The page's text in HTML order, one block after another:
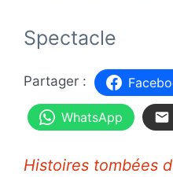
Spectacle
WhatsApp
Histoires tombées